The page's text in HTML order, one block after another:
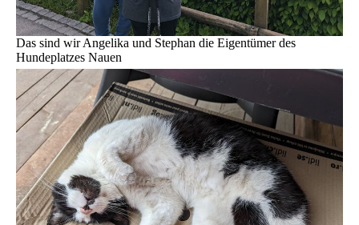
Das sind wir Angelika und Stephan die Eigentümer des
Hundeplatzes Nauen